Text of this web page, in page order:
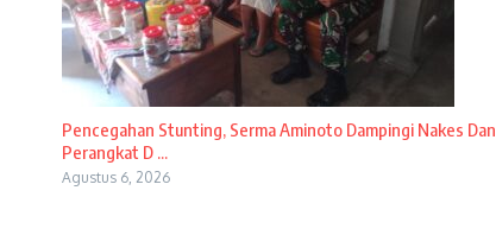
Pencegahan Stunting, Serma Aminoto Dampingi Nakes Dan
Perangkat D ...
Agustus 6, 2026